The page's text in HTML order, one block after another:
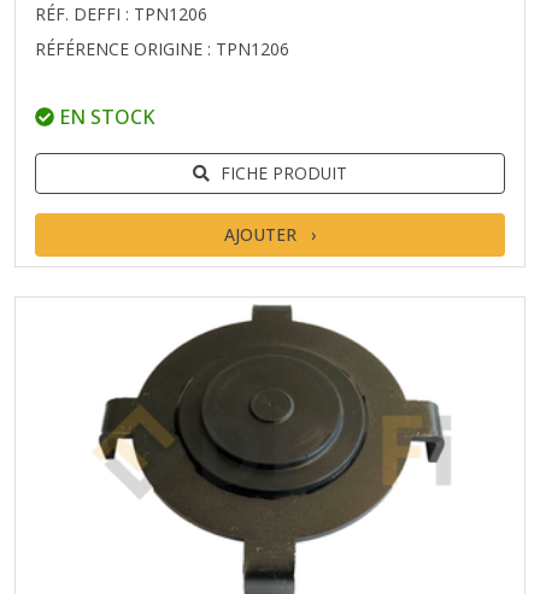
RÉF. DEFFI : TPN1206
RÉFÉRENCE ORIGINE : TPN1206
EN STOCK
FICHE PRODUIT
AJOUTER